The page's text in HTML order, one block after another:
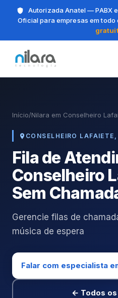
Autorizada Anatel — PABX
Oficial para empresas em todo
Início/Nilara em Conselheiro
CONSELHEIRO LAFAIETE,
Fila de
Conselheiro
Sem
Gerencie filas de
música de espera
Falar com especialista
← Todos